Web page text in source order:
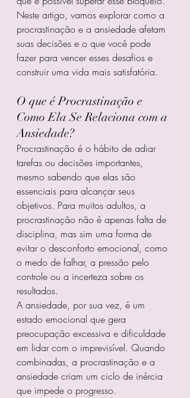
Neste artigo, vamos explorar como a
procrastinação e a ansiedade afetam
suas decisões e o que você pode
fazer para vencer esses desafios e
construir uma vida mais satisfatória.
O que é Procrastinação e
Como Ela Se Relaciona com a
Ansiedade?
Procrastinação é o hábito de adiar
tarefas ou decisões importantes,
mesmo sabendo que elas são
essenciais para alcançar seus
objetivos. Para muitos adultos, a
procrastinação não é apenas falta de
disciplina, mas sim uma forma de
evitar o desconforto emocional, como
o medo de falhar, a pressão pelo
controle ou a incerteza sobre os
resultados.
A ansiedade, por sua vez, é um
estado emocional que gera
preocupação excessiva e dificuldade
em lidar com o imprevisível. Quando
combinadas, a procrastinação e a
ansiedade criam um ciclo de inércia
que impede o progresso.